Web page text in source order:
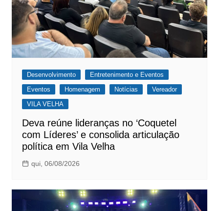
Desenvolvimento
Entretenimento e Eventos
Eventos
Homenagem Notícias
Vereador
VILA VELHA
Deva reúne lideranças no ‘Coquetel
com Líderes’ e consolida articulação
política em Vila Velha
qui, 06/08/2026